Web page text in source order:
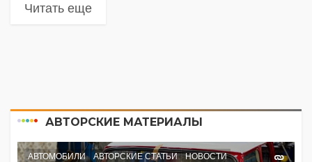
Читать еще
АВТОРСКИЕ МАТЕРИАЛЫ
АВТОМОБИЛИ АВТОРСКИЕ СТАТЬИ НОВОСТИ